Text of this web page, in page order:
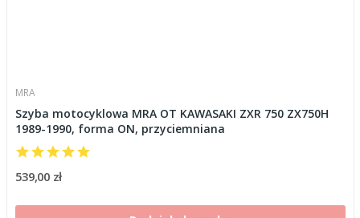
MRA
Szyba motocyklowa MRA OT KAWASAKI ZXR 750 ZX750H
1989-1990, forma ON, przyciemniana
539,00 zł